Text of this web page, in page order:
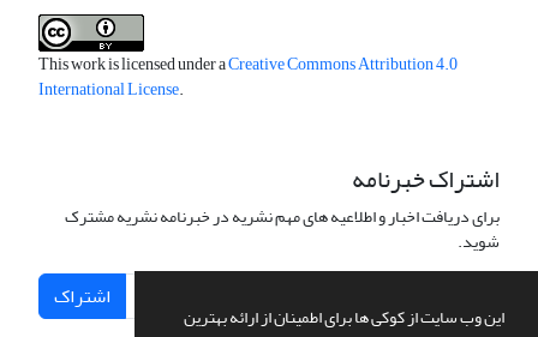
این وب سایت از کوکی ها برای اطمینان از ارائه بهترین
This work is licensed under aCreative Commons Attribution 4.0
International License.
اشتراک خبرنامه
برای دریافت اخبار و اطلاعیه های مهم نشریه در خبرنامه نشریه مشترک
شوید.
اشتراک